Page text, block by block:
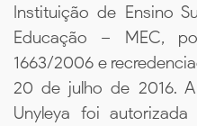
Instituição de Ensino
Educação – MEC,
1663/2006 e
20 de julho de 2016.
Unyleya foi